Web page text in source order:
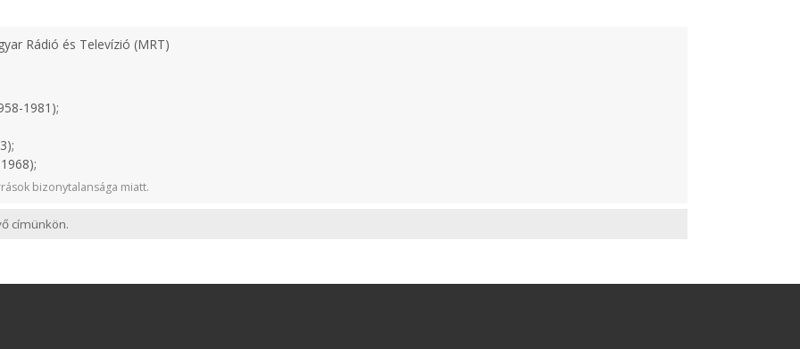
Rádió és Televízió (MRT)
1981);
bizonytalansága miatt.
címünkön.